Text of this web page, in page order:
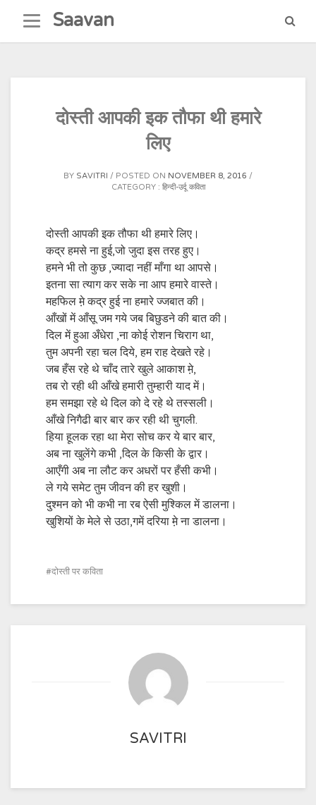
content
Saavan
दोस्ती आपकी इक तौफा थी हमारे
लिए
BY SAVITRI POSTED ON NOVEMBER 8, 2016
CATEGORY : हिन्दी-उर्दू कविता
दोस्ती आपकी इक तौफा थी हमारे लिए।
कद्र हमसे ना हुई,जो जुदा इस तरह हुए।
हमने भी तो कुछ ,ज्यादा नहीं माँगा था आपसे।
इतना सा त्याग कर सके ना आप हमारे वास्ते।
महफिल म़े कद्र हुई ना हमारे ज्जबात की।
आँखों में आँसू जम गये जब बिछुडने की बात की।
दिल में हुआ अँधेरा ,ना कोई रोशन चिराग था,
तुम अपनी रहा चल दिये, हम राह देखते रहे।
जब हँस रहे थे चाँद तारे खुले आकाश म़े,
तब रो रही थी आँखे हमारी तुम्हारी याद में।
हम समझा रहे थे दिल को दे रहे थे तस्सली।
आँखे निगैढी बार बार कर रही थी चुगली.
हिया हूलक रहा था मेरा सोच कर ये बार बार,
अब ना खुलेंगे कभी ,दिल के किसी के द्वार।
आएँगी अब ना लौट कर अधरों पर हँसी कभी।
ले गये समेट तुम जीवन की हर खुशी।
दुश्मन को भी कभी ना रब ऐसी मुश्किल में डालना।
खुशियों के मेले से उठा,गमें दरिया म़े ना डालना।
दोस्ती पर कविता
SAVITRI